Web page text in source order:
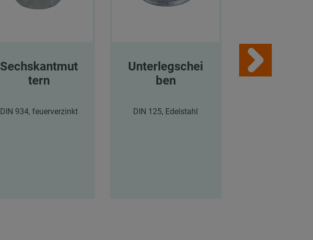
Sechskantmut
tern
DIN 934, feuerverzinkt
Unterlegschei
ben
DIN 125, Edelstahl